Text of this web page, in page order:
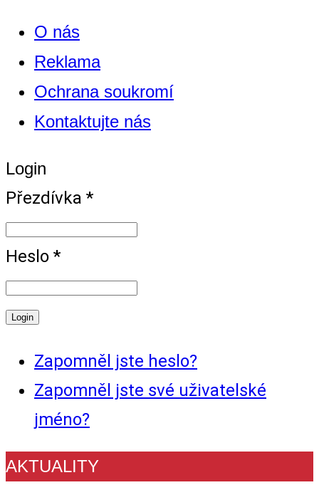
O nás
Reklama
Ochrana soukromí
Kontaktujte nás
Login
Přezdívka *
Heslo *
Zapomněl jste heslo?
Zapomněl jste své uživatelské
jméno?
AKTUALITY